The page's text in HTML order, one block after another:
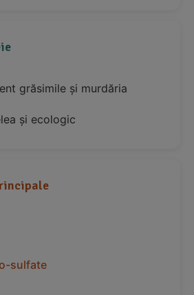
grăsimile și murdăria
și ecologic
sulfate